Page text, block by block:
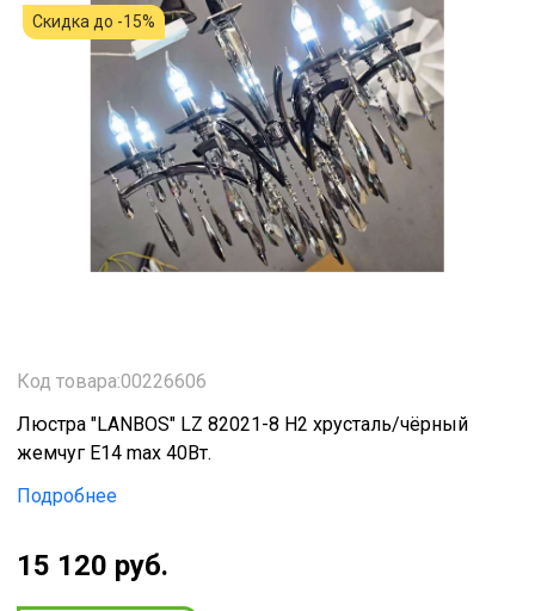
Скидка до -15%
Код товара:00226606
Люстра "LANBOS" LZ 82021-8 H2 хрусталь/чёрный
жемчуг Е14 max 40Вт.
Подробнее
15 120 руб.